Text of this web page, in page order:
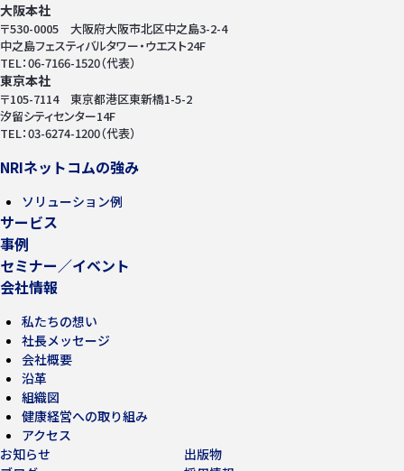
大阪本社
〒530-0005 大阪府大阪市北区中之島3-2-4
中之島フェスティバルタワー・ウエスト24F
TEL：06-7166-1520（代表）
東京本社
〒105-7114 東京都港区東新橋1-5-2
汐留シティセンター14F
TEL：03-6274-1200（代表）
NRIネットコムの強み
ソリューション例
サービス
事例
セミナー／イベント
会社情報
私たちの想い
社長メッセージ
会社概要
沿革
組織図
健康経営への取り組み
アクセス
お知らせ
出版物